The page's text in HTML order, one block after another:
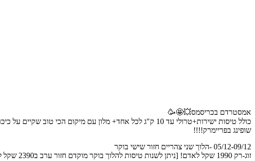
אמסטרדם בכריסמס💥🤩🥳
כולל טיסות ישירות+טרולי עד 10 ק"ג לכל אחד+ מלון עם מיקום הכי טוב שקיים על כיכר דאם!!!!!!😱 מתאים גם לדתיים!
שופינג בפריימרק!!!!
05/12-09/12 -הלוך שני צהריים חזור שישי בוקר
זוג-רק 1990 שקל לאדם! [ניתן לשנות טיסות להלוך בוקר מוקדם חזור ערב ב2390 שקל לאדם.]